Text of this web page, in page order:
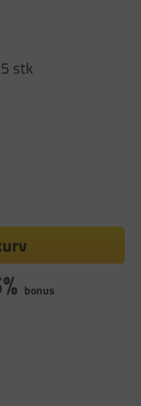
stk
bonus